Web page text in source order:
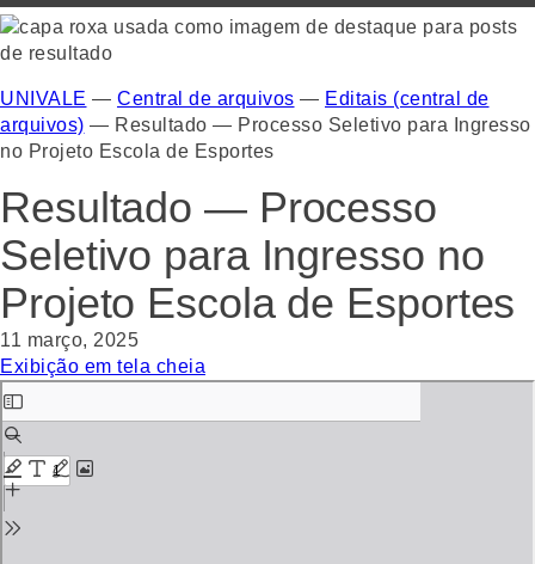
UNIVALE — Central de arquivos — Editais (central de
arquivos) — Resultado — Processo Seletivo para Ingresso
no Projeto Escola de Esportes
Resultado — Processo
Seletivo para Ingresso no
Projeto Escola de Esportes
11 março, 2025
Exibição em tela cheia
Skip
to
PDF
content